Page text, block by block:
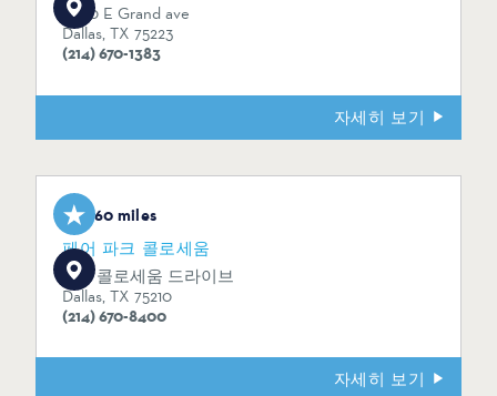
6200 E Grand ave
Dallas, TX 75223
(214) 670-1383
자세히 보기
1.60 miles
페어 파크 콜로세움
1438 콜로세움 드라이브
Dallas, TX 75210
(214) 670-8400
자세히 보기